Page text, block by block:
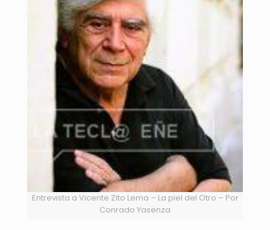
Entrevista a Vicente Zito Lema – La piel del Otro – Por
Conrado Yasenza